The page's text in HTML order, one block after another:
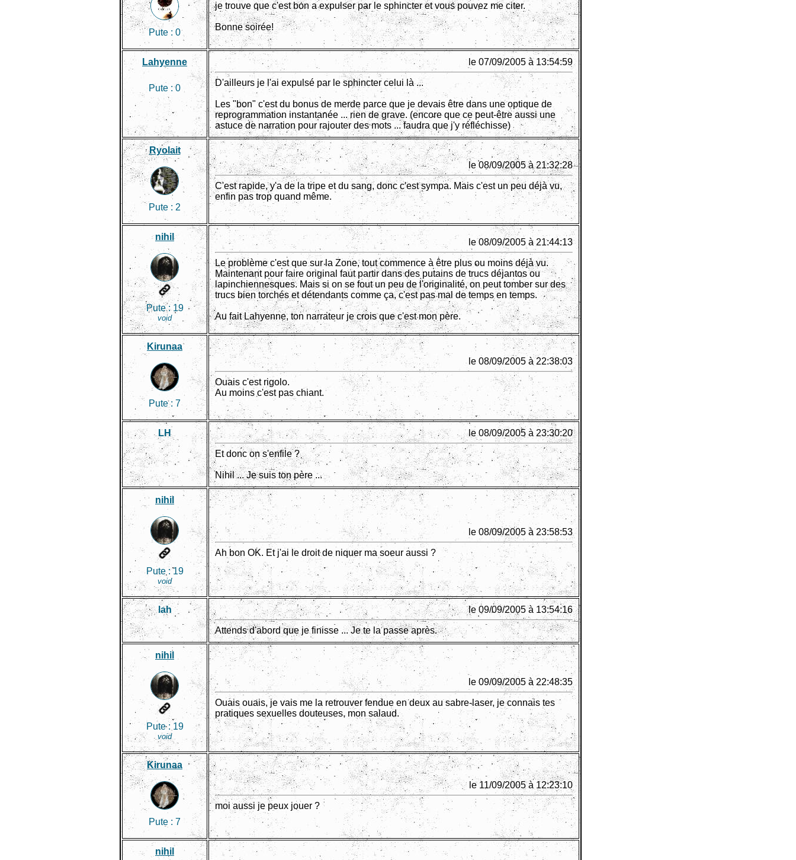
Pute : 0
je trouve que c'est bon a expulser par le sphincter et vous pouvez me citer.
Bonne soirée!
Lahyenne
Pute :0
le 07/09/2005 à 13:54:59
D'ailleurs je l'ai expulsé par le sphincter celui là ...
Les "bon" c'est du bonus de merde parce que je devais être dans une optique de
reprogrammation instantanée ... rien de grave. (encore que ce peut-être aussi une
astuce de narration pour rajouter des mots ... faudra que j'y réfléchisse)
Ryolait
Pute : 2
le 08/09/2005 à 21:32:28
C'est rapide, y'a de la tripe et du sang, donc c'est sympa. Mais c'est un peu déjà vu,
enfin pas trop quand même.
nihil
Pute :19
void
le 08/09/2005 à 21:44:13
Le problème c'est que sur la Zone, tout commence à être plus ou moins déjà vu.
Maintenant pour faire original faut partir dans des putains de trucs déjantos ou
lapinchiennesques. Mais si on se fout un peu de l'originalité, on peut tomber sur des
trucs bien torchés et détendants comme ça, c'est pas mal de temps en temps.
Au fait Lahyenne, ton narrateur je crois que c'est mon père.
Kirunaa
Pute : 7
le 08/09/2005 à 22:38:03
Ouais c'est rigolo.
Au moins c'est pas chiant.
LH le 08/09/2005 à 23:30:20
Et donc on s'enfile ?
Nihil ... Je suis ton père ...
nihil
Pute :19
void
le 08/09/2005 à 23:58:53
Ah bon OK. Et j'ai le droit de niquer ma soeur aussi ?
lah le 09/09/2005 à 13:54:16
Attends d'abord que je finisse ... Je te la passe après.
nihil
Pute : 19
void
le 09/09/2005 à 22:48:35
Ouais ouais, je vais me la retrouver fendue en deux au sabre-laser, je connais tes
pratiques sexuelles douteuses, mon salaud.
Kirunaa
Pute : 7
le 11/09/2005 à 12:23:10
moi aussi je peux jouer ?
nihil